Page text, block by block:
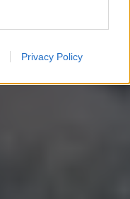
Privacy Policy